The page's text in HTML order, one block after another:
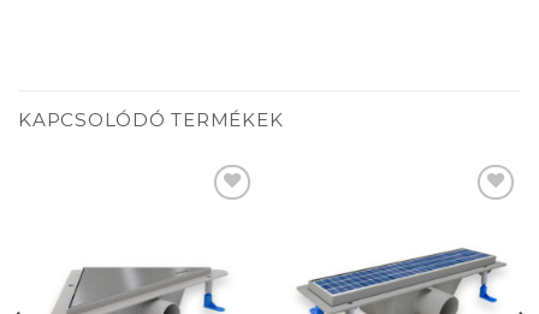
KAPCSOLÓDÓ TERMÉKEK
wishlist
Add to
wishlist